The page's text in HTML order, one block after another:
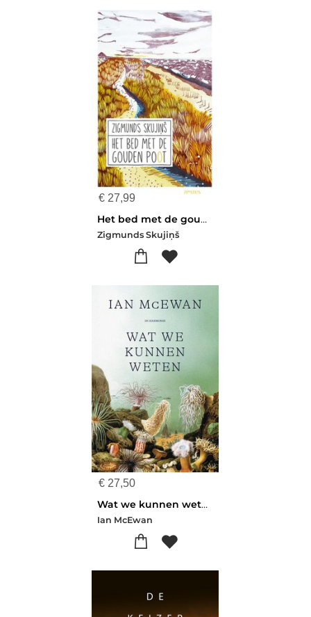
€ 27,99
Het bed met de gouden poot
Zigmunds Skujiņš
€ 27,50
Wat we kunnen weten
Ian McEwan